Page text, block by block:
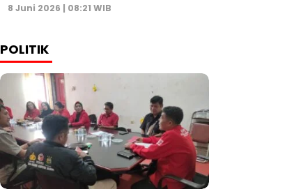
8 Juni 2026 | 08:21 WIB
POLITIK